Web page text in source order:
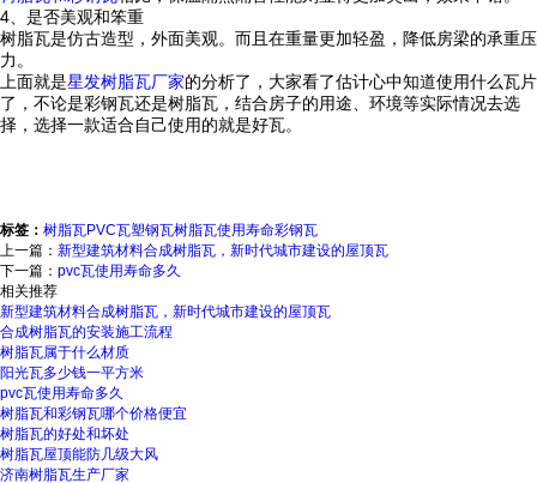
4、是否美观和笨重
树脂瓦是仿古造型，外面美观。而且在重量更加轻盈，降低房梁的承重压
力。
上面就是星发树脂瓦厂家的分析了，大家看了估计心中知道使用什么瓦片
了，不论是彩钢瓦还是树脂瓦，结合房子的用途、环境等实际情况去选
择，选择一款适合自己使用的就是好瓦。
标签： 树脂瓦PVC瓦塑钢瓦树脂瓦使用寿命彩钢瓦
上一篇： 新型建筑材料合成树脂瓦，新时代城市建设的屋顶瓦
下一篇： pvc瓦使用寿命多久
相关推荐
新型建筑材料合成树脂瓦，新时代城市建设的屋顶瓦
合成树脂瓦的安装施工流程
树脂瓦属于什么材质
阳光瓦多少钱一平方米
pvc瓦使用寿命多久
树脂瓦和彩钢瓦哪个价格便宜
树脂瓦的好处和坏处
树脂瓦屋顶能防几级大风
济南树脂瓦生产厂家